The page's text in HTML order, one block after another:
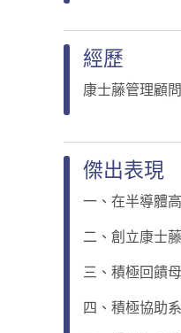
經歷
康士藤管理顧
傑出表現
一、在半導體
二、創立康士
三、積極回饋
四、積極協助